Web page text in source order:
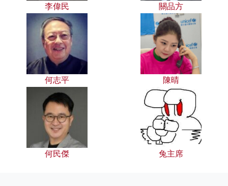
李偉民 關品方
何志平 陳晴
何民傑 兔主席